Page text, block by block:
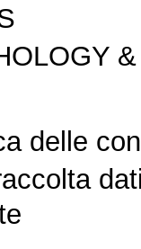
delle